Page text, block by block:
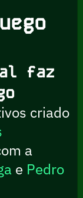
faz
criado
a
e Pedro